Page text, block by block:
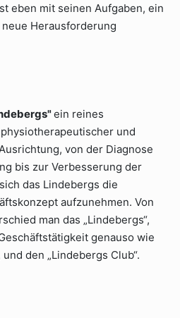
eben mit seinen Aufgaben, ein
Herausforderung
ein reines
und
von der Diagnose
bis zur Verbesserung der
das Lindebergs die
aufzunehmen. Von
man das „Lindebergs“,
genauso wie
den „Lindebergs Club“.